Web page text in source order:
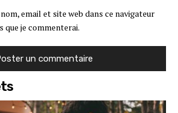
email et site web dans ce navigateur
que je commenterai.